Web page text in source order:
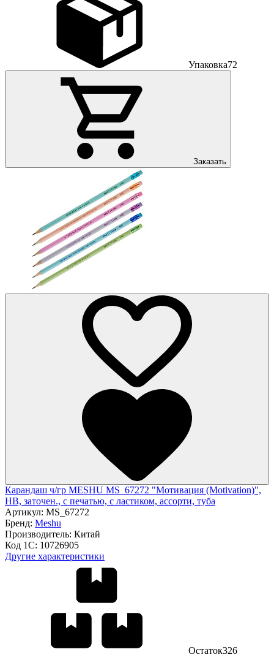
Упаковка72
Заказать
Карандаш ч/гр MESHU MS_67272 "Мотивация (Motivation)",
HB, заточен., с печатью, с ластиком, ассорти, туба
Артикул: MS_67272
Бренд: Meshu
Производитель: Китай
Код 1С: 10726905
Другие характеристики
Остаток326